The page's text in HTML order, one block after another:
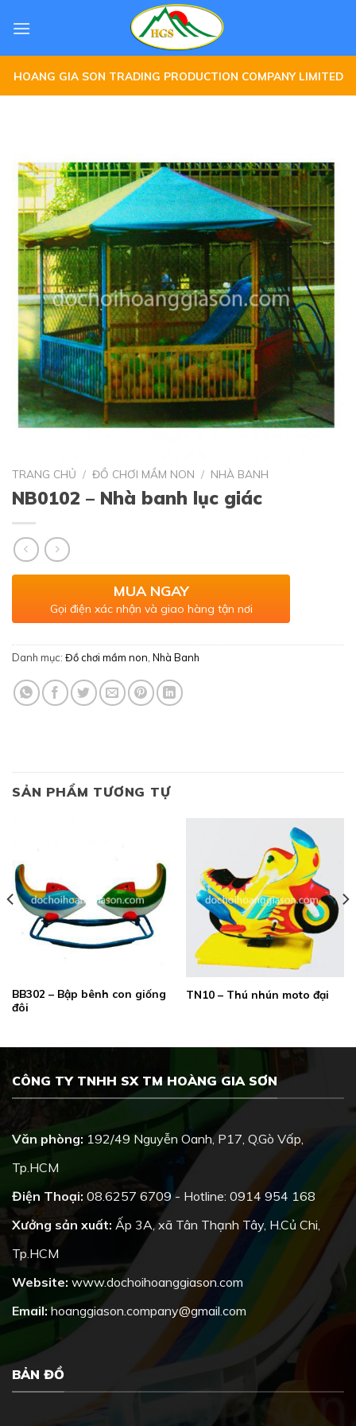
HOANG GIA SON TRADING PRODUCTION COMPANY LIMITED
TRANG CHỦ / ĐỒ CHƠI MẦM NON / NHÀ BANH
NB0102 – Nhà banh lục giác
MUA NGAY
Gọi điện xác nhận và giao hàng tận nơi
Danh mục: Đồ chơi mầm non, Nhà Banh
SẢN PHẨM TƯƠNG TỰ
BB302 – Bập bênh con giống
đôi
TN10 – Thú nhún moto đại
CÔNG TY TNHH SX TM HOÀNG GIA SƠN
Văn phòng: 192/49 Nguyễn Oanh, P17, Q.Gò Vấp,
Tp.HCM
Điện Thoại: 08.6257 6709 - Hotline: 0914 954 168
Xưởng sản xuất: Ấp 3A, xã Tân Thạnh Tây, H.Củ Chi,
Tp.HCM
Website: www.dochoihoanggiason.com
Email:hoanggiason.company@gmail.com
BẢN ĐỒ